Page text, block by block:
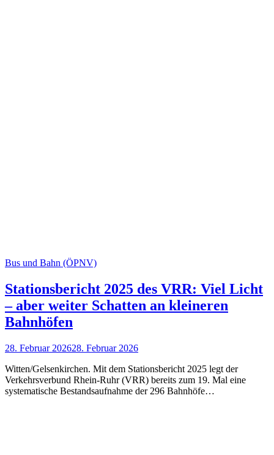
Bus und Bahn (ÖPNV)
Stationsbericht 2025 des VRR: Viel Licht
– aber weiter Schatten an kleineren
Bahnhöfen
28. Februar 202628. Februar 2026
Witten/Gelsenkirchen. Mit dem Stationsbericht 2025 legt der
Verkehrsverbund Rhein-Ruhr (VRR) bereits zum 19. Mal eine
systematische Bestandsaufnahme der 296 Bahnhöfe…